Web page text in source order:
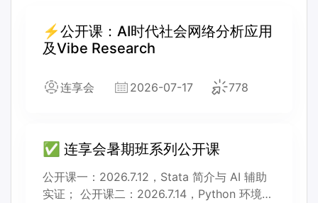
⚡公开课：AI时代社会网络分析应用
及Vibe Research
连享会 2026-07-17 778
✅ 连享会暑期班系列公开课
公开课一：2026.7.12，Stata 简介与 AI 辅助
实证； 公开课二：2026.7.14，Python 环境搭